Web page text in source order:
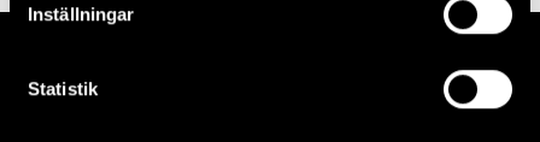
Inställningar
Statistik